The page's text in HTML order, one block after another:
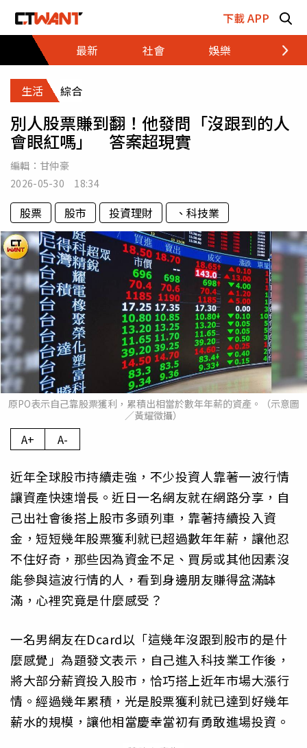
下載 APP
最新
社會 娛樂 財經
生活 綜合
別人股票賺到翻！他發問「沒跟到的人
會眼紅嗎」 答案超現實
編輯： 甘仲豪
2026-05-30 18:34
股票 股市 投資理財 、科技業
原PO表示自己靠股票獲利，累積出相當於數年年薪的資產。（示意圖
／黃耀徵攝）
A+ A-
近年全球股市持續走強，不少投資人靠著一波行情
讓資產快速增長。近日一名網友就在網路分享，自
己出社會後搭上股市多頭列車，靠著持續投入資
金，短短幾年股票獲利就已超過數年年薪，讓他忍
不住好奇，那些因為資金不足、買房或其他因素沒
能參與這波行情的人，看到身邊朋友賺得盆滿缽
滿，心裡究竟是什麼感受？
一名男網友在Dcard以「這幾年沒跟到股市的是什
麼感覺」為題發文表示，自己進入科技業工作後，
將大部分薪資投入股市，恰巧搭上近年市場大漲行
情。經過幾年累積，光是股票獲利就已達到好幾年
薪水的規模，讓他相當慶幸當初有勇敢進場投資。